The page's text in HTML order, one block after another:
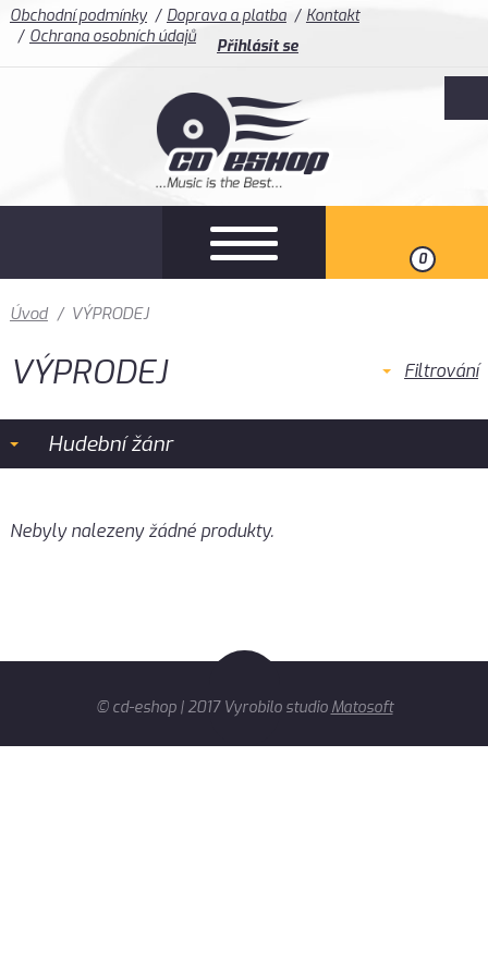
Obchodní podmínky Doprava a platba
Kontakt
Ochrana osobních údajů
Přihlásit se
0
Úvod / VÝPRODEJ
VÝPRODEJ Filtrování
Hudební žánr
Nebyly nalezeny žádné produkty.
© cd-eshop | 2017 Vyrobilo studio Matosoft